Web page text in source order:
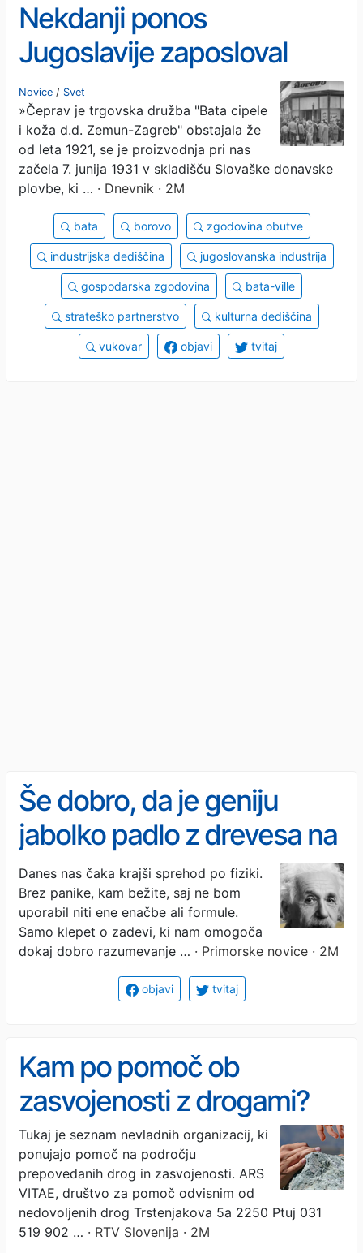
Nekdanji ponos
Jugoslavije zaposloval
23.000 ljudi, danes jih
životari le še 500
Novice / Svet
»Čeprav je trgovska družba "Bata cipele
i koža d.d. Zemun-Zagreb" obstajala že
od leta 1921, se je proizvodnja pri nas
začela 7. junija 1931 v skladišču Slovaške donavske
plovbe, ki … · Dnevnik · 2M
bata borovo zgodovina obutve
industrijska dediščina jugoslovanska industrija
gospodarska zgodovina bata-ville
strateško partnerstvo kulturna dediščina
vukovar objavi tvitaj
Še dobro, da je geniju
jabolko padlo z drevesa na
glavo
Danes nas čaka krajši sprehod po fiziki.
Brez panike, kam bežite, saj ne bom
uporabil niti ene enačbe ali formule.
Samo klepet o zadevi, ki nam omogoča
dokaj dobro razumevanje … · Primorske novice · 2M
objavi tvitaj
Kam po pomoč ob
zasvojenosti z drogami?
Tukaj je seznam nevladnih organizacij, ki
ponujajo pomoč na področju
prepovedanih drog in zasvojenosti. ARS
VITAE, društvo za pomoč odvisnim od
nedovoljenih drog Trstenjakova 5a 2250 Ptuj 031
519 902 … · RTV Slovenija · 2M